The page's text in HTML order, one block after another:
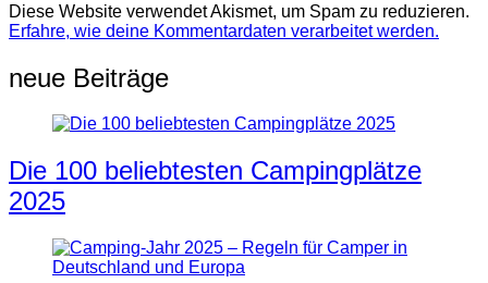
Diese Website verwendet Akismet, um Spam zu reduzieren.
Erfahre, wie deine Kommentardaten verarbeitet werden.
neue Beiträge
Die 100 beliebtesten Campingplätze
2025